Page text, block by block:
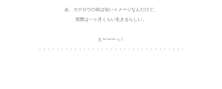
あ、カゲロウの命は短いイメージなんだけど、
実際は一ヶ月くらい生きるらしい。
え〜〜〜っ！
・・・・・・・・・・・・・・・・・・・・・・・・・・・・・・・・・